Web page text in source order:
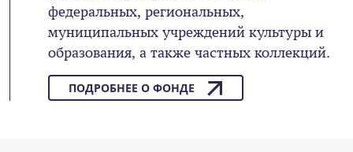
федеральных, региональных,
муниципальных учреждений культуры и
образования, а также частных коллекций.
ПОДРОБНЕЕ О ФОНДЕ